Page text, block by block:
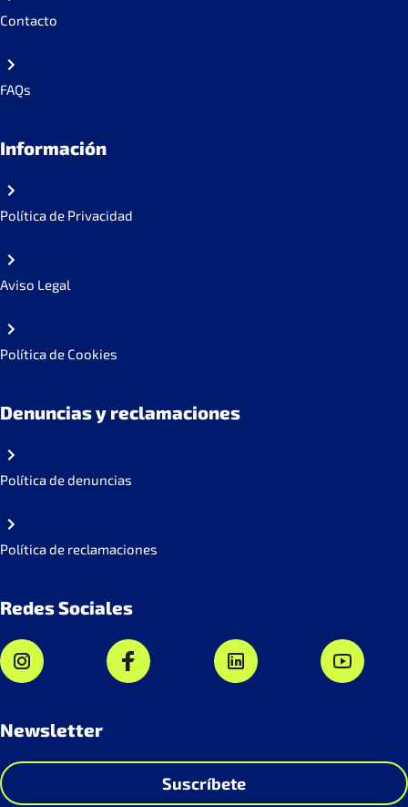
Contacto
FAQs
Información
Política de Privacidad
Aviso Legal
Política de Cookies
Denuncias y reclamaciones
Política de denuncias
Política de reclamaciones
Redes Sociales
Newsletter
Suscríbete